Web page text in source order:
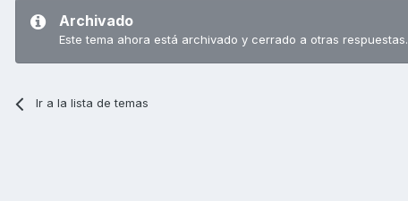
Archivado
Este tema ahora está archivado y cerrado a otras respuestas.
Ir a la lista de temas